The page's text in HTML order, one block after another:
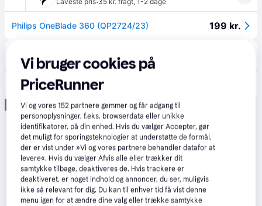
Philips OneBlade 360 (QP2724/23) 199 kr.
Laveste pris·39 kr. fragt, 2 dage
Philips OneBlade QP2724/23 skægtrimmer
Annonce
Vi bruger cookies på
PriceRunner
Vi og vores152 partnere gemmer og får adgang til
personoplysninger, f.eks. browserdata eller unikke
identifikatorer, på din enhed. Hvis du vælger Accepter, gør
det muligt for sporingsteknologier at understøtte de formål,
der er vist under »Vi og vores partnere behandler datafor at
levere«. Hvis du vælger Afvis alle eller trækker dit
samtykke tilbage, deaktiveres de. Hvis trackere er
deaktiveret, er noget indhold og annoncer, du ser, muligvis
ikke så relevant for dig. Du kan til enhver tid få vist denne
menu igen for at ændre dine valg eller trække samtykke